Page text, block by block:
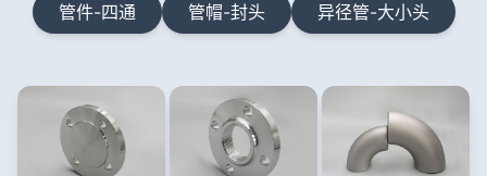
管件-四通
管帽-封头 异径管-大小头